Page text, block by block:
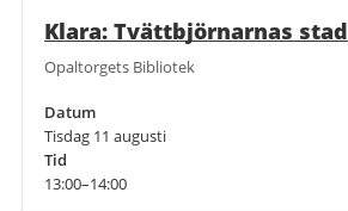
Klara: Tvättbjörnarnas stad
Opaltorgets Bibliotek
Datum
Tisdag 11 augusti
Tid
13:00–14:00